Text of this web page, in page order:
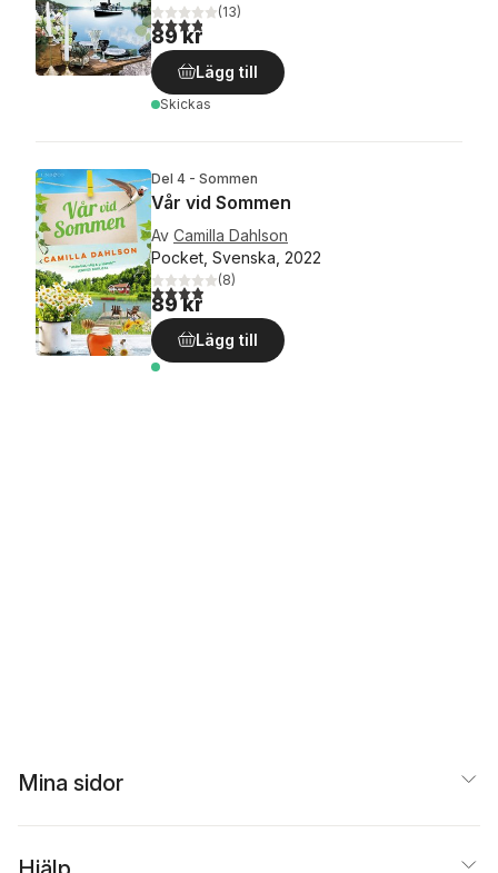
3,8utav 5 stjärnor. Totalt antal röster:
(13)
89 kr
Lägg till
Skickas
Del 4 - Sommen
Vår vid Sommen
Av Camilla Dahlson
Pocket, Svenska, 2022
3,9utav 5 stjärnor. Totalt antal röster:
(8)
89 kr
Lägg till
Mina sidor